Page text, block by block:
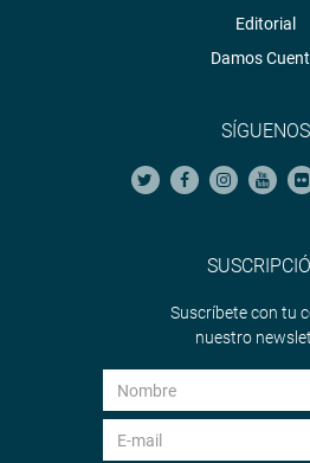
Editorial
Damos
SÍGUENOS
Suscríbete con tu
nuestro